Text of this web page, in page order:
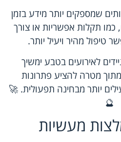
שמספקים יותר מידע בזמן
תקלות אפשריות או צורך
טיפול מהיר ויעיל יותר.
לאירועים בטבע ימשיך
מטרה להציע פתרונות
יותר מבחינה תפעולית. 🚀
🔮
מעשיות